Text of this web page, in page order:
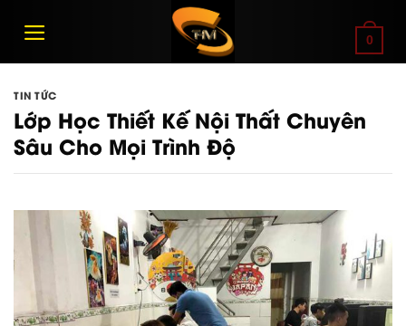
0
TIN TỨC
Lớp Học Thiết Kế Nội Thất Chuyên
Sâu Cho Mọi Trình Độ